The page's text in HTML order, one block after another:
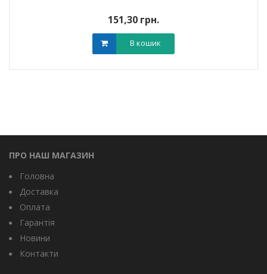
151,30 грн.
В кошик
ПРО НАШ МАГАЗИН
Головна
Доставка
Оплата
Гарантія
Новини
Контакти